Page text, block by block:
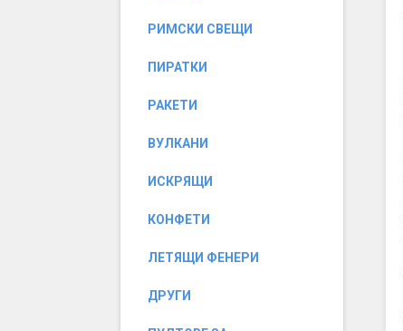
РИМСКИ СВЕЩИ
ПИРАТКИ
РАКЕТИ
ВУЛКАНИ
ИСКРЯЩИ
КОНФЕТИ
ЛЕТЯЩИ ФЕНЕРИ
ДРУГИ